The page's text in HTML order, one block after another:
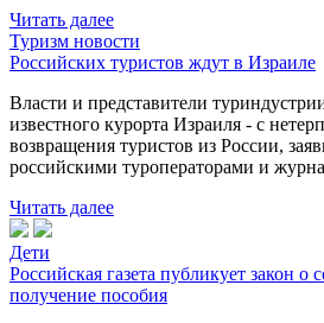
Читать далее
Туризм новости
Российских туристов ждут в Израиле
Власти и представители
известного курорта Израиля - с
возвращения туристов из России,
российскими туроператорами и
Читать далее
Дети
Российская газета публикует закон о
получение пособия